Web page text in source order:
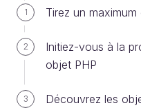
1 Tirez un
2
Initiez-vous à la
objet PHP
3 Découvrez les